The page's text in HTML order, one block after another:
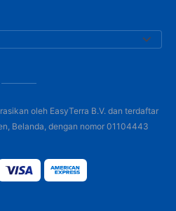
oleh EasyTerra B.V. dan terdaftar
Belanda, dengan nomor 01104443